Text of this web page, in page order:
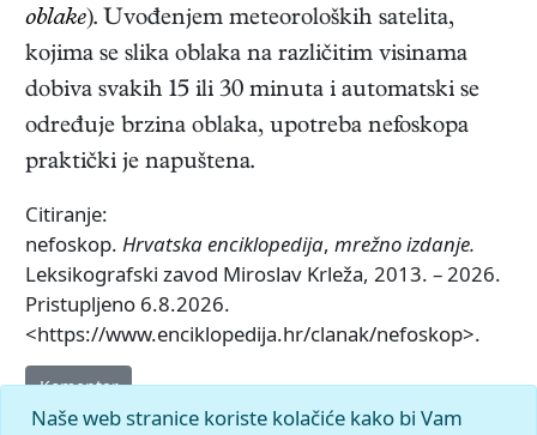
oblake). Uvođenjem meteoroloških satelita,
kojima se slika oblaka na različitim visinama
dobiva svakih 15 ili 30 minuta i automatski se
određuje brzina oblaka, upotreba nefoskopa
praktički je napuštena.
Citiranje:
nefoskop. Hrvatska enciklopedija, mrežno izdanje.
Leksikografski zavod Miroslav Krleža, 2013. – 2026.
Pristupljeno 6.8.2026.
<https://www.enciklopedija.hr/clanak/nefoskop>.
Komentar
Naše web stranice koriste kolačiće kako bi Vam